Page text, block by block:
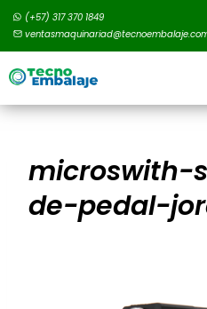
Saltar
(+57) 317 370 1849
microswith-
de-pedal-